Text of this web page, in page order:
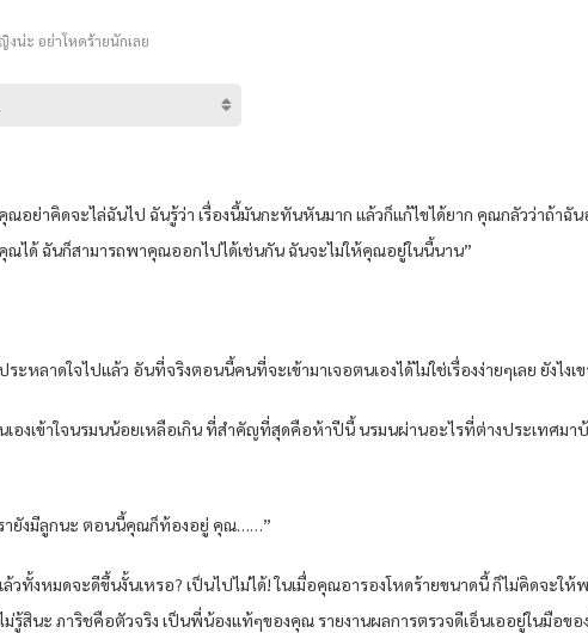
น่ะ อย่าโหดร้ายนักเลย
ย่าคิดจะไล่ฉันไป ฉันรู้ว่า เรื่องนี้มันกะทันหันมาก แล้วก็แก้ไขได้ยาก คุณกลัวว่าถ้าฉั
ณได้ ฉันก็สามารถพาคุณออกไปได้เช่นกัน ฉันจะไม่ให้คุณอยู่ในนี้นาน”
หลาดใจไปแล้ว อันที่จริงตอนนี้คนที่จะเข้ามาเจอตนเองได้ไม่ใช่เรื่องง่ายๆเลย ยังไง
เองเข้าใจนรมนน้อยเหลือเกิน ที่สำคัญที่สุดคือห้าปีนี้ นรมนผ่านอะไรที่ต่างประเทศมา
รายังมีลูกนะ ตอนนี้คุณก็ท้องอยู่ คุณ……”
วทั้งหมดจะดีขึ้นงั้นเหรอ? เป็นไปไม่ได้! ในเมื่อคุณอารองโหดร้ายขนาดนี้ ก็ไม่คิดจะใ
สินะ ภาริชคือตัวจริง เป็นพี่น้องแท้ๆของคุณ รายงานผลการตรวจดีเอ็นเออยู่ในมือขอ